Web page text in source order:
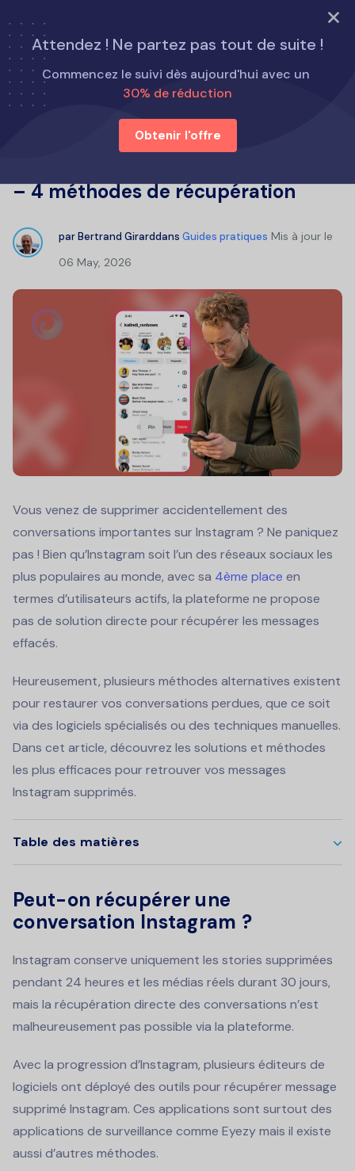
ESSAYER MAINTENANT
Attendez ! Ne partez pas tout de suite !
Commencez le suivi dès aujourd'hui avec un
30% de réduction
Obtenir l'offre
Page d'accueil
Guides pratiques
Récupérer conversation Instagram – 4 méthodes de
récupération
– 4 méthodes de récupération
parBertrand Girarddans Guides pratiques Mis à jour le
06 May, 2026
Vous venez de supprimer accidentellement des
conversations importantes sur Instagram ? Ne paniquez
pas ! Bien qu’Instagram soit l’un des réseaux sociaux les
plus populaires au monde, avec sa 4ème place en
termes d’utilisateurs actifs, la plateforme ne propose
pas de solution directe pour récupérer les messages
effacés.
Heureusement, plusieurs méthodes alternatives existent
pour restaurer vos conversations perdues, que ce soit
via des logiciels spécialisés ou des techniques manuelles.
Dans cet article, découvrez les solutions et méthodes
les plus efficaces pour retrouver vos messages
Instagram supprimés.
Table des matières
Peut-on récupérer une
conversation Instagram ?
Instagram conserve uniquement les stories supprimées
pendant 24 heures et les médias réels durant 30 jours,
mais la récupération directe des conversations n’est
malheureusement pas possible via la plateforme.
Avec la progression d’Instagram, plusieurs éditeurs de
logiciels ont déployé des outils pour récupérer message
supprimé Instagram. Ces applications sont surtout des
applications de surveillance comme Eyezy mais il existe
aussi d’autres méthodes.